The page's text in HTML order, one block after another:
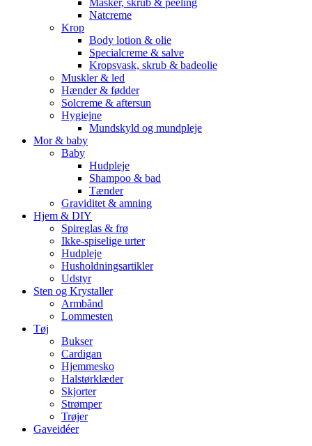
Masker, skrub & peeling
Natcreme
Krop
Body lotion & olie
Specialcreme & salve
Kropsvask, skrub & badeolie
Muskler & led
Hænder & fødder
Solcreme & aftersun
Hygiejne
Mundskyld og mundpleje
Mor & baby
Baby
Hudpleje
Shampoo & bad
Tænder
Graviditet & amning
Hjem & DIY
Spireglas & frø
Ikke-spiselige urter
Hudpleje
Husholdningsartikler
Udstyr
Sten og Krystaller
Armbånd
Lommesten
Tøj
Bukser
Cardigan
Hjemmesko
Halstørklæder
Skjorter
Strømper
Trøjer
Gaveidéer